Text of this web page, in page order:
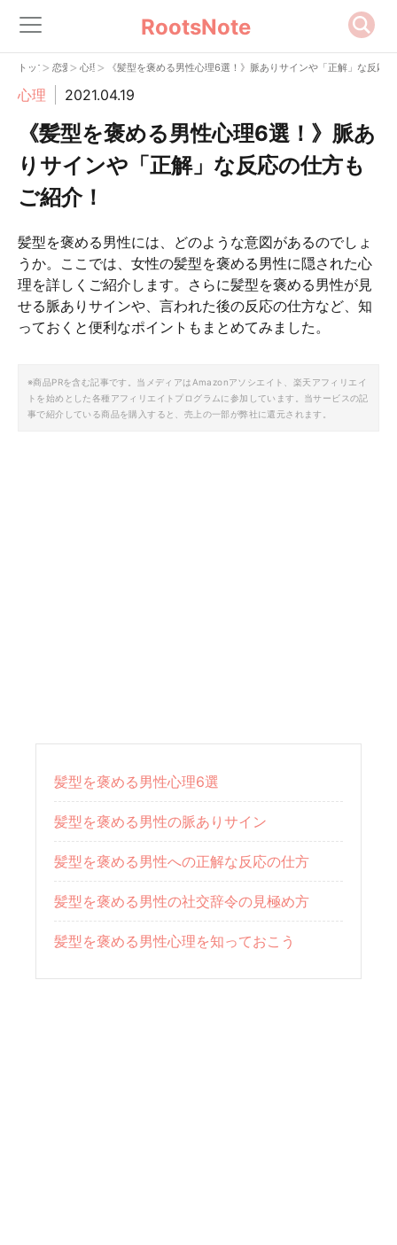
RootsNote
トップ> 恋愛> 心理> 《髪型を褒める男性心理6選！》脈ありサインや「正解」な反応
心理 2021.04.19
《髪型を褒める男性心理6選！》脈あ
りサインや「正解」な反応の仕方も
ご紹介！
髪型を褒める男性には、どのような意図があるのでしょ
うか。ここでは、女性の髪型を褒める男性に隠された心
理を詳しくご紹介します。さらに髪型を褒める男性が見
せる脈ありサインや、言われた後の反応の仕方など、知
っておくと便利なポイントもまとめてみました。
※商品PRを含む記事です。当メディアはAmazonアソシエイト、楽天アフィリエイ
トを始めとした各種アフィリエイトプログラムに参加しています。当サービスの記
事で紹介している商品を購入すると、売上の一部が弊社に還元されます。
髪型を褒める男性心理6選
髪型を褒める男性の脈ありサイン
髪型を褒める男性への正解な反応の仕方
髪型を褒める男性の社交辞令の見極め方
髪型を褒める男性心理を知っておこう